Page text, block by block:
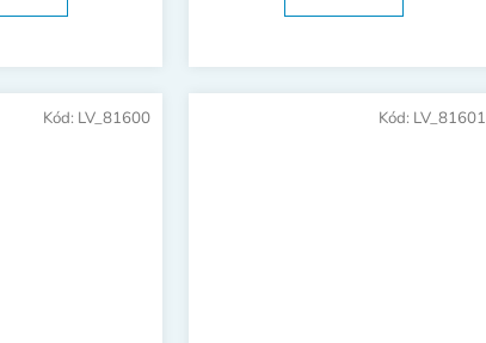
Kód: LV_81600 Kód: LV_81601